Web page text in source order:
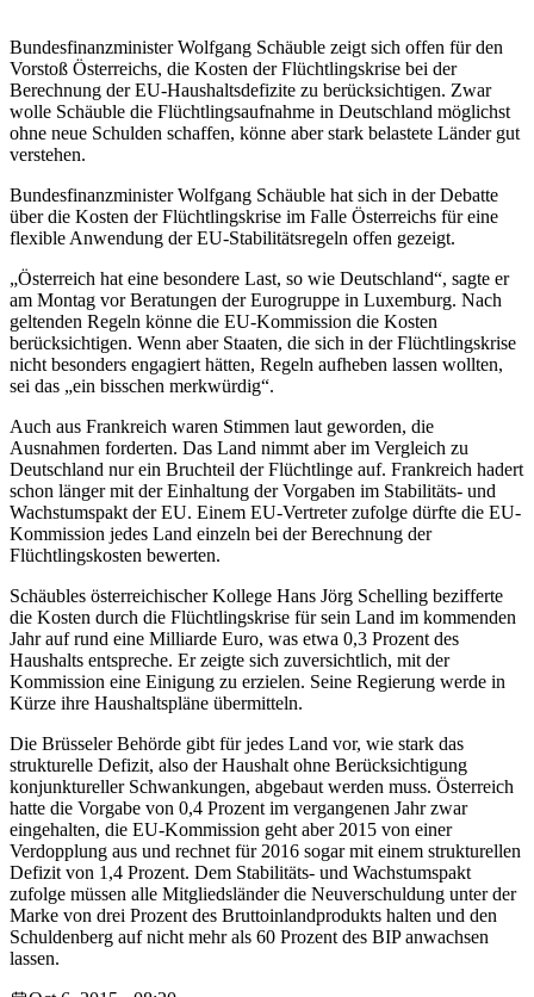
Bundesfinanzminister Wolfgang Schäuble zeigt sich offen für den
Vorstoß Österreichs, die Kosten der Flüchtlingskrise bei der
Berechnung der EU-Haushaltsdefizite zu berücksichtigen. Zwar
wolle Schäuble die Flüchtlingsaufnahme in Deutschland möglichst
ohne neue Schulden schaffen, könne aber stark belastete Länder gut
verstehen.
Bundesfinanzminister Wolfgang Schäuble hat sich in der Debatte
über die Kosten der Flüchtlingskrise im Falle Österreichs für eine
flexible Anwendung der EU-Stabilitätsregeln offen gezeigt.
„Österreich hat eine besondere Last, so wie Deutschland“, sagte er
am Montag vor Beratungen der Eurogruppe in Luxemburg. Nach
geltenden Regeln könne die EU-Kommission die Kosten
berücksichtigen. Wenn aber Staaten, die sich in der Flüchtlingskrise
nicht besonders engagiert hätten, Regeln aufheben lassen wollten,
sei das „ein bisschen merkwürdig“.
Auch aus Frankreich waren Stimmen laut geworden, die
Ausnahmen forderten. Das Land nimmt aber im Vergleich zu
Deutschland nur ein Bruchteil der Flüchtlinge auf. Frankreich hadert
schon länger mit der Einhaltung der Vorgaben im Stabilitäts- und
Wachstumspakt der EU. Einem EU-Vertreter zufolge dürfte die EU-
Kommission jedes Land einzeln bei der Berechnung der
Flüchtlingskosten bewerten.
Schäubles österreichischer Kollege Hans Jörg Schelling bezifferte
die Kosten durch die Flüchtlingskrise für sein Land im kommenden
Jahr auf rund eine Milliarde Euro, was etwa 0,3 Prozent des
Haushalts entspreche. Er zeigte sich zuversichtlich, mit der
Kommission eine Einigung zu erzielen. Seine Regierung werde in
Kürze ihre Haushaltspläne übermitteln.
Die Brüsseler Behörde gibt für jedes Land vor, wie stark das
strukturelle Defizit, also der Haushalt ohne Berücksichtigung
konjunktureller Schwankungen, abgebaut werden muss. Österreich
hatte die Vorgabe von 0,4 Prozent im vergangenen Jahr zwar
eingehalten, die EU-Kommission geht aber 2015 von einer
Verdopplung aus und rechnet für 2016 sogar mit einem strukturellen
Defizit von 1,4 Prozent. Dem Stabilitäts- und Wachstumspakt
zufolge müssen alle Mitgliedsländer die Neuverschuldung unter der
Marke von drei Prozent des Bruttoinlandprodukts halten und den
Schuldenberg auf nicht mehr als 60 Prozent des BIP anwachsen
lassen.